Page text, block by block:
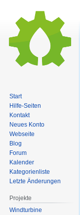
Start
Hilfe-Seiten
Kontakt
Neues Konto
Webseite
Blog
Forum
Kalender
Kategorienliste
Letzte Änderungen
Projekte
Windturbine